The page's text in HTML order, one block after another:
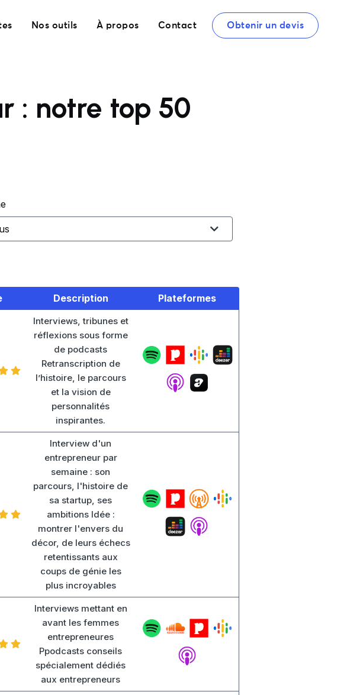
Nos outils À propos Contact Obtenir un devis
: notre top 50
Description Plateformes
Interviews, tribunes et
réflexions sous forme
de podcasts
Retranscription de
l’histoire, le parcours
et la vision de
personnalités
inspirantes.
Interview d'un
entrepreneur par
semaine : son
parcours, l'histoire de
sa startup, ses
ambitions Idée :
montrer l'envers du
décor, de leurs échecs
retentissants aux
coups de génie les
plus incroyables
Interviews mettant en
avant les femmes
entrepreneures
Ppodcasts conseils
spécialement dédiés
aux entrepreneurs